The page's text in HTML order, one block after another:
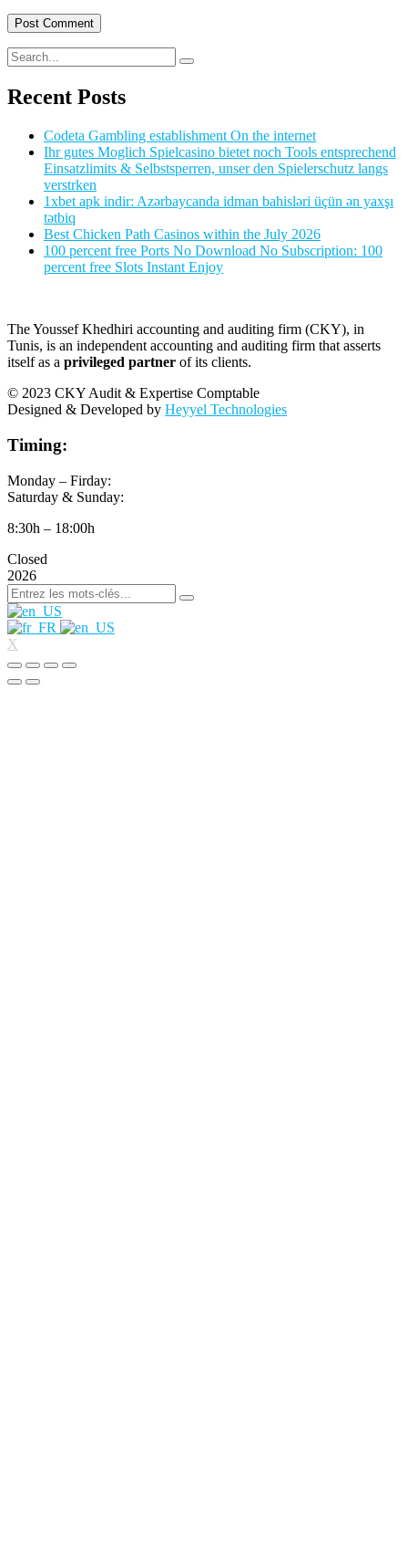
Recent Posts
Codeta Gambling establishment On the internet
Ihr gutes Moglich Spielcasino bietet noch Tools entsprechend
Einsatzlimits & Selbstsperren, unser den Spielerschutz langs
verstrken
1xbet apk indir: Azərbaycanda idman bahisləri üçün ən yaxşı
tətbiq
Best Chicken Path Casinos within the July 2026
100 percent free Ports No Download No Subscription: 100
percent free Slots Instant Enjoy
The Youssef Khedhiri accounting and auditing firm (CKY), in
Tunis, is an independent accounting and auditing firm that asserts
itself as a privileged partner of its clients.
© 2023 CKY Audit & Expertise Comptable
Designed & Developed by Heyyel Technologies
Timing:
Monday – Firday:
Saturday & Sunday:
8:30h – 18:00h
Closed
2026
X